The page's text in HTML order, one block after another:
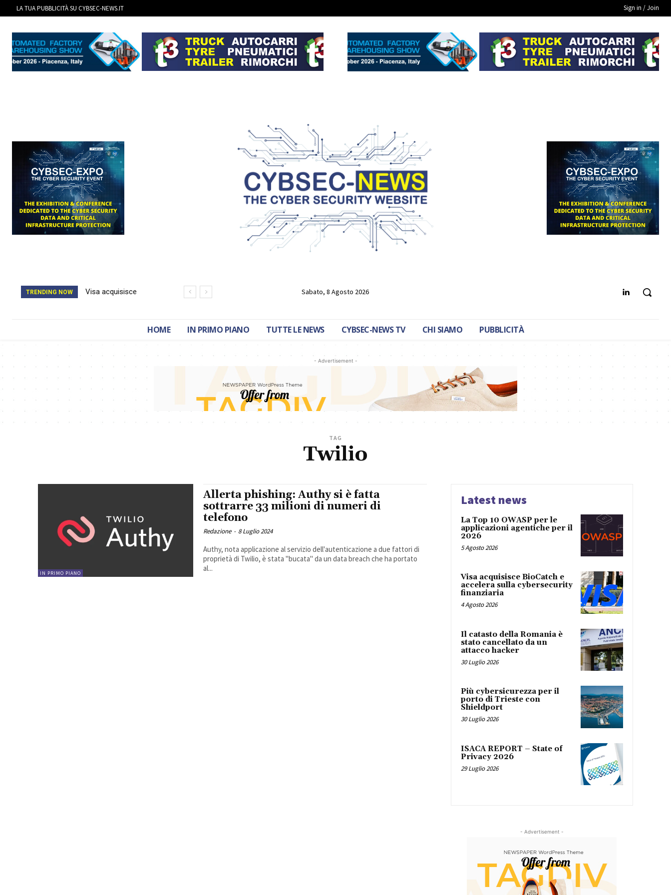
LA TUA PUBBLICITÀ SU CYBSEC-NEWS.IT Sign in / Join
TRENDING NOW
Visa acquisisce
Sabato, 8 Agosto 2026
HOME IN PRIMO PIANO TUTTE LE NEWS CYBSEC-NEWS TV CHI SIAMO PUBBLICITÀ
- Advertisement -
TAG
Twilio
IN PRIMO PIANO
Allerta phishing: Authy si è fatta
sottrarre 33 milioni di numeri di
telefono
Redazione - 8 Luglio 2024
Authy, nota applicazione al servizio dell'autenticazione a due fattori di
proprietà di Twilio, è stata "bucata" da un data breach che ha portato
al...
Latest news
La Top 10 OWASP per le
applicazioni agentiche per il
2026
5 Agosto 2026
Visa acquisisce BioCatch e
accelera sulla cybersecurity
finanziaria
4 Agosto 2026
Il catasto della Romania è
stato cancellato da un
attacco hacker
30 Luglio 2026
Più cybersicurezza per il
porto di Trieste con
Shieldport
30 Luglio 2026
ISACA REPORT – State of
Privacy 2026
29 Luglio 2026
- Advertisement -